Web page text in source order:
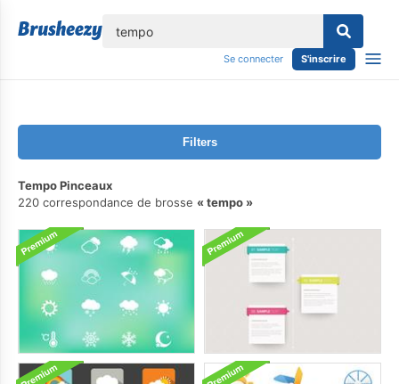
Se connecter S'inscrire
Filters
Tempo Pinceaux
220 correspondance de brosse
tempo